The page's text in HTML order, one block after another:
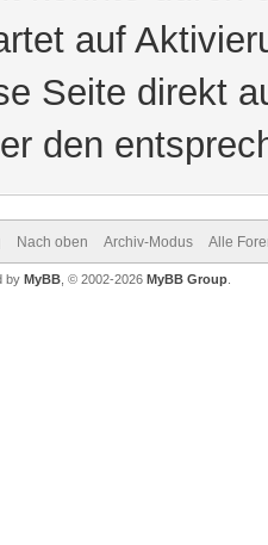
auf
Seite direkt
den
Nach oben Archiv-Modus Alle
by MyBB , © 2002-2026 MyBB Group